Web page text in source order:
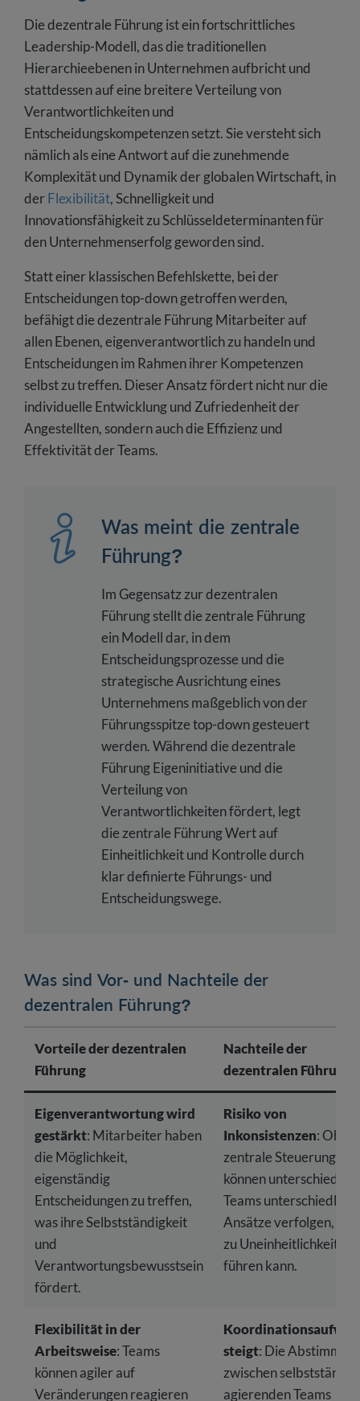
Die dezentrale Führung ist ein fortschrittliches
Leadership-Modell, das die traditionellen
Hierarchieebenen in Unternehmen aufbricht und
stattdessen auf eine breitere Verteilung von
Verantwortlichkeiten und
Entscheidungskompetenzen setzt. Sie versteht sich
nämlich als eine Antwort auf die zunehmende
Komplexität und Dynamik der globalen Wirtschaft, in
derFlexibilität, Schnelligkeit und
Innovationsfähigkeit zu Schlüsseldeterminanten für
den Unternehmenserfolg geworden sind.
Statt einer klassischen Befehlskette, bei der
Entscheidungen top-down getroffen werden,
befähigt die dezentrale Führung Mitarbeiter auf
allen Ebenen, eigenverantwortlich zu handeln und
Entscheidungen im Rahmen ihrer Kompetenzen
selbst zu treffen. Dieser Ansatz fördert nicht nur die
individuelle Entwicklung und Zufriedenheit der
Angestellten, sondern auch die Effizienz und
Effektivität der Teams.
Was meint die zentrale
Führung?
Im Gegensatz zur dezentralen
Führung stellt die zentrale Führung
ein Modell dar, in dem
Entscheidungsprozesse und die
strategische Ausrichtung eines
Unternehmens maßgeblich von der
Führungsspitze top-down gesteuert
werden. Während die dezentrale
Führung Eigeninitiative und die
Verteilung von
Verantwortlichkeiten fördert, legt
die zentrale Führung Wert auf
Einheitlichkeit und Kontrolle durch
klar definierte Führungs- und
Entscheidungswege.
Was sind Vor- und Nachteile der
dezentralen Führung?
Vorteile der dezentralen
Führung
Nachteile der
dezentralen Führung
Eigenverantwortung wird
gestärkt: Mitarbeiter haben
die Möglichkeit,
eigenständig
Entscheidungen zu treffen,
was ihre Selbstständigkeit
und
Verantwortungsbewusstsein
fördert.
Risiko von
Inkonsistenzen: Ohne
zentrale Steuerung
können
Teams unterschiedliche
Ansätze verfolgen, was
zu Uneinheitlichkeit
führen kann.
Flexibilität in der
Arbeitsweise: Teams
können agiler auf
Veränderungen reagieren
steigt: Die
zwischen selbstständig
agierenden Teams